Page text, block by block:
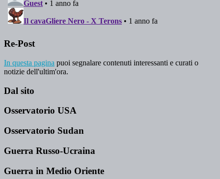
Re-Post
In questa pagina puoi segnalare contenuti interessanti e curati o
notizie dell'ultim'ora.
Dal sito
Osservatorio USA
Osservatorio Sudan
Guerra Russo-Ucraina
Guerra in Medio Oriente